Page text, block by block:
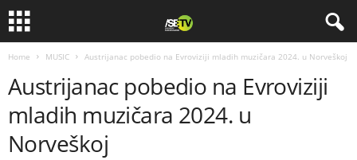
Home MUSIC Austrijanac pobedio na Evroviziji mladih muzičara 2024. u Norveškoj
Austrijanac pobedio na Evroviziji
mladih muzičara 2024. u
Norveškoj